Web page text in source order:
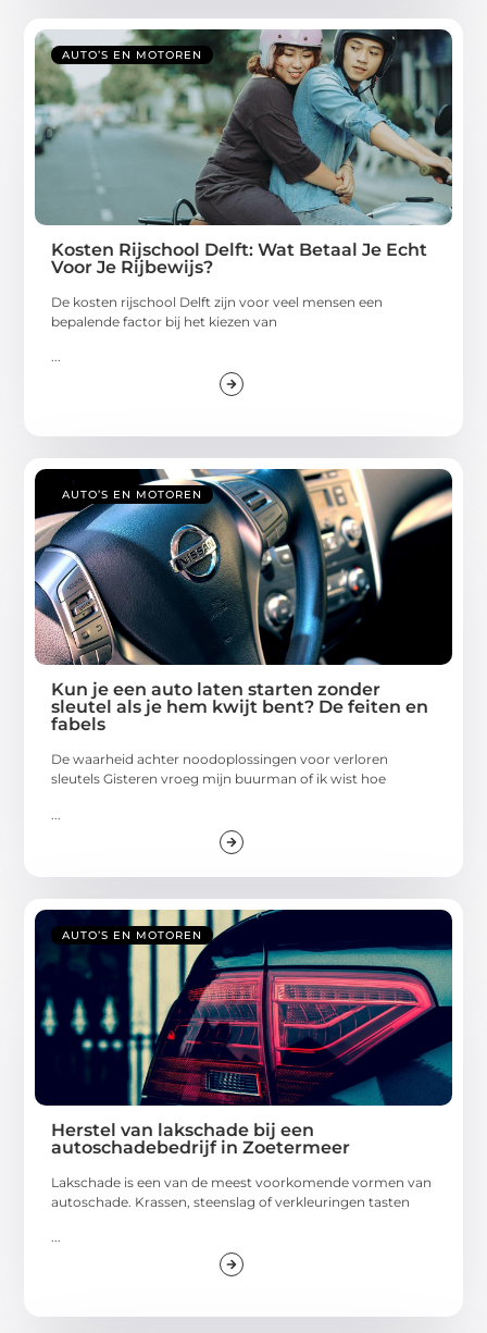
AUTO’S EN MOTOREN
Kosten Rijschool Delft: Wat Betaal Je Echt
Voor Je Rijbewijs?
De kosten rijschool Delft zijn voor veel mensen een
bepalende factor bij het kiezen van
...
AUTO’S EN MOTOREN
Kun je een auto laten starten zonder
sleutel als je hem kwijt bent? De feiten en
fabels
De waarheid achter noodoplossingen voor verloren
sleutels Gisteren vroeg mijn buurman of ik wist hoe
AUTO’S EN MOTOREN
Herstel van lakschade bij een
autoschadebedrijf in Zoetermeer
Lakschade is een van de meest voorkomende vormen van
autoschade. Krassen, steenslag of verkleuringen tasten
...